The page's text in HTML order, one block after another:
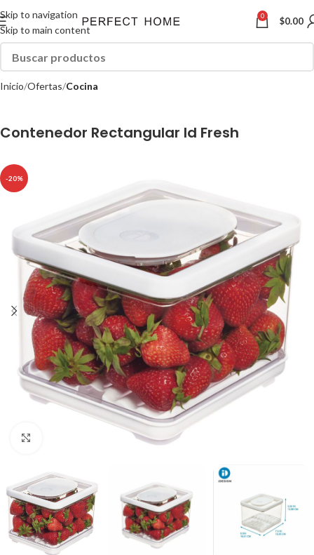
Skip to navigation
Skip to main content
0 $0.00
Inicio Ofertas Cocina
Contenedor Rectangular Id Fresh
-20%